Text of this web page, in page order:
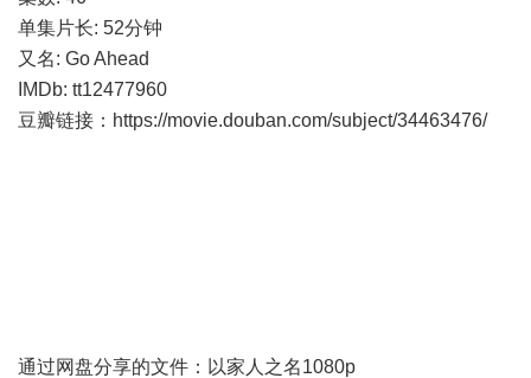
单集片长: 52分钟
又名: Go Ahead
IMDb: tt12477960
豆瓣链接： https://movie.douban.com/subject/34463476/
通过网盘分享的文件：以家人之名1080p